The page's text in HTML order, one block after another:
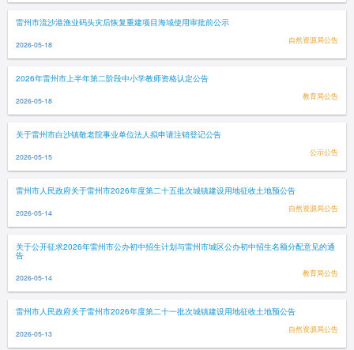
雷州市流沙港渔业码头灾后恢复重建项目海域使用审批前公示
2026-05-18 自然资源局公告
2026年雷州市上半年第二阶段中小学教师资格认定公告
2026-05-18 教育局公告
关于雷州市白沙镇敬老院事业单位法人拟申请注销登记公告
2026-05-15 公示公告
雷州市人民政府关于雷州市2026年度第二十五批次城镇建设用地征收土地预公告
2026-05-14 自然资源局公告
关于公开征求2026年雷州市公办初中招生计划与雷州市城区公办初中招生名额分配意见的通
告
2026-05-14 教育局公告
雷州市人民政府关于雷州市2026年度第二十一批次城镇建设用地征收土地预公告
2026-05-13 自然资源局公告